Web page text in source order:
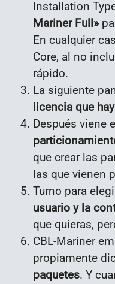
Installation
Mariner Full»
En cualquier
Core, al no
rápido.
La siguiente
licencia que
Después viene
que crear las
las que vienen
Turno para
usuario y la
que quieras,
CBL-Mariner
propiamente
paquetes. Y